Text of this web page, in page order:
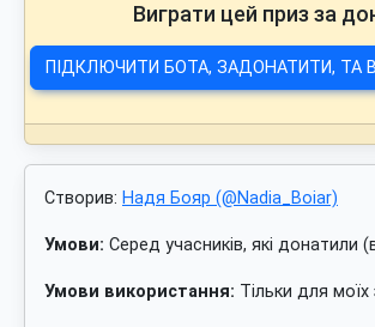
Виграти цей приз за
ПІДКЛЮЧИТИ БОТА, ЗАДОНАТИТИ, ТА
Створив: Надя Бояр (@Nadia_Boiar)
Умови: Серед учасників, які донатили
Умови використання: Тільки для моїх